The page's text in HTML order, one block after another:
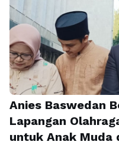
Anies Baswedan
Lapangan
untuk Anak Muda